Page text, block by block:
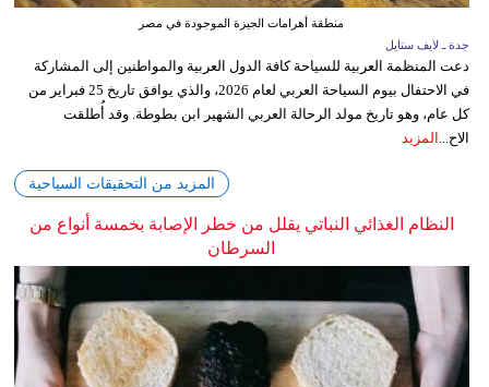
منطقة أهرامات الجيزة الموجودة في مصر
جدة ـ لايف ستايل
دعت المنظمة العربية للسياحة كافة الدول العربية والمواطنين إلى المشاركة
في الاحتفال بيوم السياحة العربي لعام 2026، والذي يوافق تاريخ 25 فبراير من
كل عام، وهو تاريخ مولد الرحالة العربي الشهير ابن بطوطة. وقد أُطلقت
الاح... المزيد
المزيد من التحقيقات السياحية
النظام الغذائي النباتي يقلل من خطر الإصابة بخمسة أنواع من
السرطان